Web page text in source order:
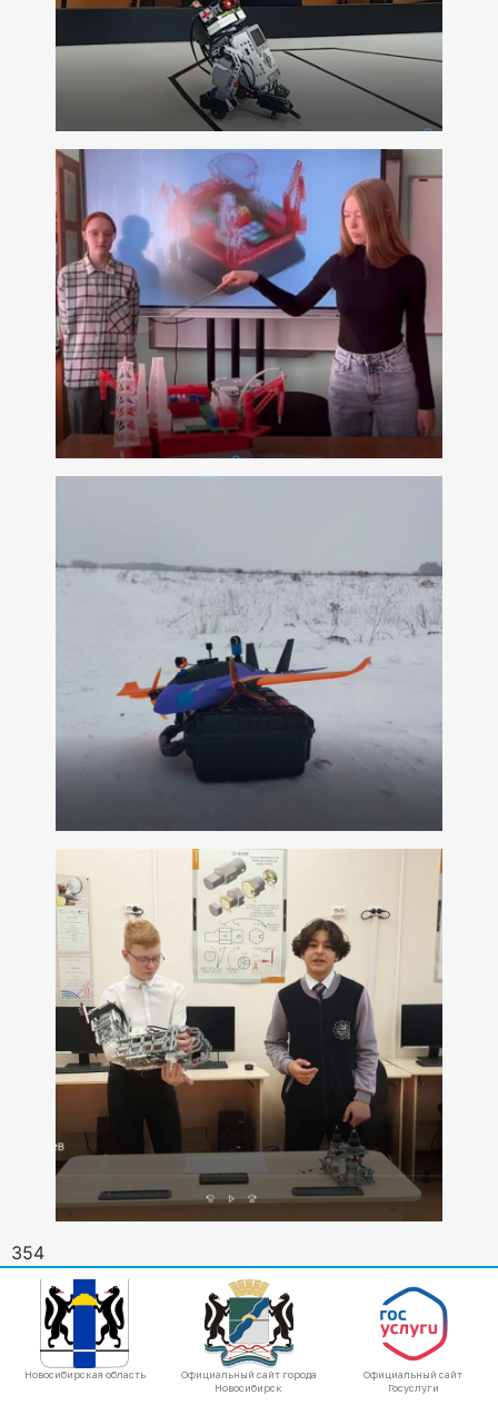
354
Новосибирская область
Официальный сайт города
Новосибирск
Официальный сайт
Госуслуги